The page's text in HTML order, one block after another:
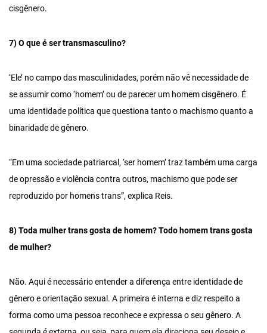
cisgênero.
7) O que é ser transmasculino?
‘Ele’ no campo das masculinidades, porém não vê necessidade de
se assumir como ‘homem’ ou de parecer um homem cisgênero. É
uma identidade política que questiona tanto o machismo quanto a
binaridade de gênero.
“Em uma sociedade patriarcal, ‘ser homem’ traz também uma carga
de opressão e violência contra outros, machismo que pode ser
reproduzido por homens trans”, explica Reis.
8) Toda mulher trans gosta de homem? Todo homem trans gosta
de mulher?
Não. Aqui é necessário entender a diferença entre identidade de
gênero e orientação sexual. A primeira é interna e diz respeito a
forma como uma pessoa reconhece e expressa o seu gênero. A